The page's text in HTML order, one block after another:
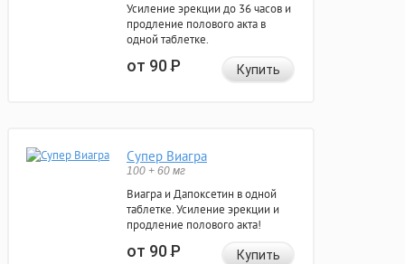
Усиление эрекции до 36 часов и
продление полового акта в
одной таблетке.
от 90Р Купить
Супер Виагра
100 + 60 мг
Виагра и Дапоксетин в одной
таблетке. Усиление эрекции и
продление полового акта!
от 90Р Купить